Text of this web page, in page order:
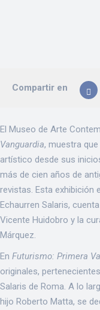
Compartir en
El Museo de Arte
Vanguardia, muestra
artístico desde sus
más de cien años de
revistas. Esta exhibición
Echaurren Salaris,
Vicente Huidobro y la
Márquez.
En Futurismo: Primera
originales,
Salaris de Roma. A lo
hijo Roberto Matta, se